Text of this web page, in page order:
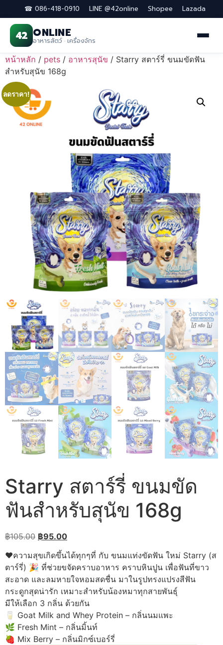
☎ 086-418-0910 LINE @42online Shopee Lazada
42 ONLINE
อาหารสัตว์ · เครื่องจักร
Skip
to
content
หน้าหลัก / pets / อาหารสุนัข / Starry สตาร์รี่ ขนมขัดฟัน
สำหรับสุนัข 168g
ลดราคา!
Starry สตาร์รี่ ขนมขัด
ฟันสำหรับสุนัข 168g
฿105.00 Original
was:
฿105.00.
฿95.00Current
is:
฿95.00.
♥️ความสุขเกิดขึ้นได้ทุกๆที่ กับ ขนมแท่งขัดฟัน ใหม่ Starry (ส
ตาร์รี่) 🎉 ที่ช่วยขจัดคราบอาหาร คราบหินปูน เพื่อฟันที่ขาว
สะอาด และลมหายใจหอมสดชื่น มาในรูปทรงแปรงสีฟัน
กระดูกสุดน่ารัก เหมาะสำหรับน้องหมาทุกสายพันธุ์
มีให้เลือก 3 กลิ่น ด้วยกัน
🥛 Goat Milk and Whey Protein – กลิ่นนมแพะ
🌿 Fresh Mint – กลิ่นมิ้นท์
🍓 Mix Berry – กลิ่นมิกซ์เบอร์รี่